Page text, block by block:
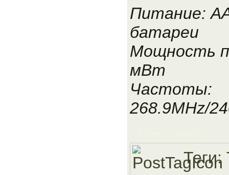
Питание:
батареи
Мощность
мВт
Частоты:
268.9MHz/
Теги: